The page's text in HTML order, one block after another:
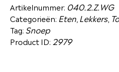
Artikelnummer: 040.2.Z.WG
Categorieën: Eten Lekkers,
Tag: Snoep
Product ID: 2979